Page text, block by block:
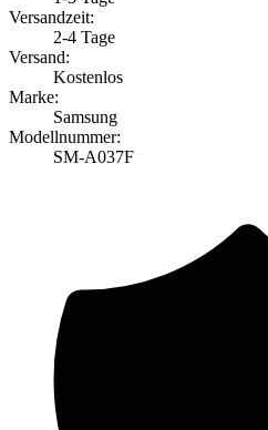
Versandzeit:
2-4 Tage
Versand:
Kostenlos
Marke:
Samsung
Modellnummer:
SM-A037F